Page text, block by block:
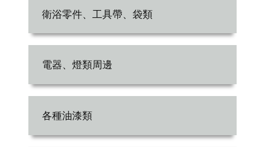
衛浴零件、工具帶、袋類
電器、燈類周邊
各種油漆類